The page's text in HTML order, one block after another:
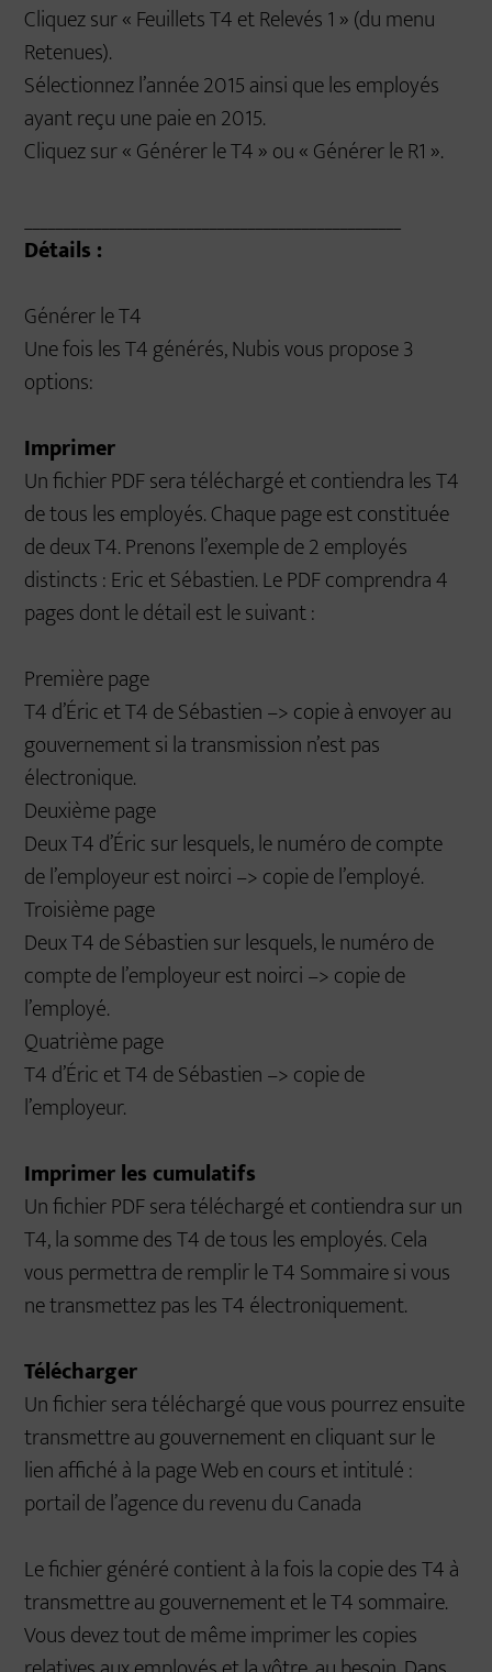
Cliquez sur « Feuillets T4 et Relevés 1 » (du menu
Retenues).
Sélectionnez l’année 2015 ainsi que les employés
ayant reçu une paie en 2015.
Cliquez sur « Générer le T4 » ou « Générer le R1 ».
Détails :
Générer le T4
Une fois les T4 générés, Nubis vous propose 3
options:
Imprimer
Un fichier PDF sera téléchargé et contiendra les T4
de tous les employés. Chaque page est constituée
de deux T4. Prenons l’exemple de 2 employés
distincts : Eric et Sébastien. Le PDF comprendra 4
pages dont le détail est le suivant :
Première page
T4 d’Éric et T4 de Sébastien –> copie à envoyer au
gouvernement si la transmission n’est pas
électronique.
Deuxième page
Deux T4 d’Éric sur lesquels, le numéro de compte
de l’employeur est noirci –> copie de l’employé.
Troisième page
Deux T4 de Sébastien sur lesquels, le numéro de
compte de l’employeur est noirci –> copie de
l’employé.
Quatrième page
T4 d’Éric et T4 de Sébastien –> copie de
l’employeur.
Imprimer les cumulatifs
Un fichier PDF sera téléchargé et contiendra sur un
T4, la somme des T4 de tous les employés. Cela
vous permettra de remplir le T4 Sommaire si vous
ne transmettez pas les T4 électroniquement.
Télécharger
Un fichier sera téléchargé que vous pourrez ensuite
transmettre au gouvernement en cliquant sur le
lien affiché à la page Web en cours et intitulé :
portail de l’agence du revenu du Canada
Le fichier généré contient à la fois la copie des T4 à
transmettre au gouvernement et le T4 sommaire.
Vous devez tout de même imprimer les copies